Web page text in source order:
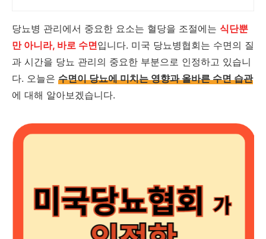
당뇨병 관리에서 중요한 요소는 혈당을 조절에는 식단뿐
만 아니라, 바로 수면입니다. 미국 당뇨병협회는 수면의 질
과 시간을 당뇨 관리의 중요한 부분으로 인정하고 있습니
다. 오늘은 수면이 당뇨에 미치는 영향과 올바른 수면 습관
에 대해 알아보겠습니다.